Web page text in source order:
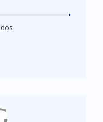
Inovação
do projeto de
Cartografia
de